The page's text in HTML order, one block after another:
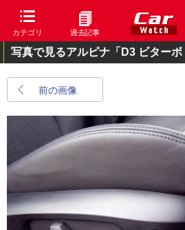
カテゴリ 過去記事
写真で見るアルピナ「D3 ビターボ
前の画像